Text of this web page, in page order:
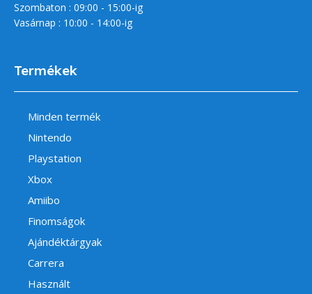
Szombaton : 09:00 - 15:00-ig
Vasárnap : 10:00 - 14:00-ig
Termékek
Minden termék
Nintendo
Playstation
Xbox
Amiibo
Finomságok
Ajándéktárgyak
Carrera
Használt